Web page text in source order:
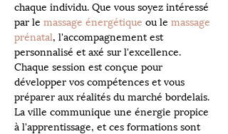
chaque individu. Que vous soyez intéressé
par le massage énergétique ou le massage
prénatal, l'accompagnement est
personnalisé et axé sur l'excellence.
Chaque session est conçue pour
développer vos compétences et vous
préparer aux réalités du marché bordelais.
La ville communique une énergie propice
à l'apprentissage, et ces formations sont